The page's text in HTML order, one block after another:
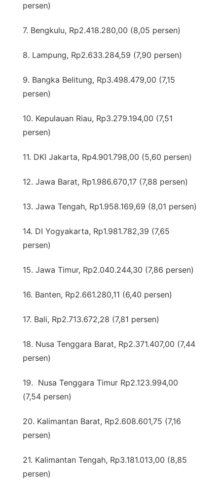
persen)
7. Bengkulu, Rp2.418.280,00 (8,05 persen)
8. Lampung, Rp2.633.284,59 (7,90 persen)
9. Bangka Belitung, Rp3.498.479,00 (7,15
persen)
10. Kepulauan Riau, Rp3.279.194,00 (7,51
persen)
11. DKI Jakarta, Rp4.901.798,00 (5,60 persen)
12. Jawa Barat, Rp1.986.670,17 (7,88 persen)
13. Jawa Tengah, Rp1.958.169,69 (8,01 persen)
14. DI Yogyakarta, Rp1.981.782,39 (7,65
persen)
15. Jawa Timur, Rp2.040.244,30 (7,86 persen)
16. Banten, Rp2.661.280,11 (6,40 persen)
17. Bali, Rp2.713.672,28 (7,81 persen)
18. Nusa Tenggara Barat, Rp2.371.407,00 (7,44
persen)
19. Nusa Tenggara Timur Rp2.123.994,00
(7,54 persen)
20. Kalimantan Barat, Rp2.608.601,75 (7,16
persen)
21. Kalimantan Tengah, Rp3.181.013,00 (8,85
persen)